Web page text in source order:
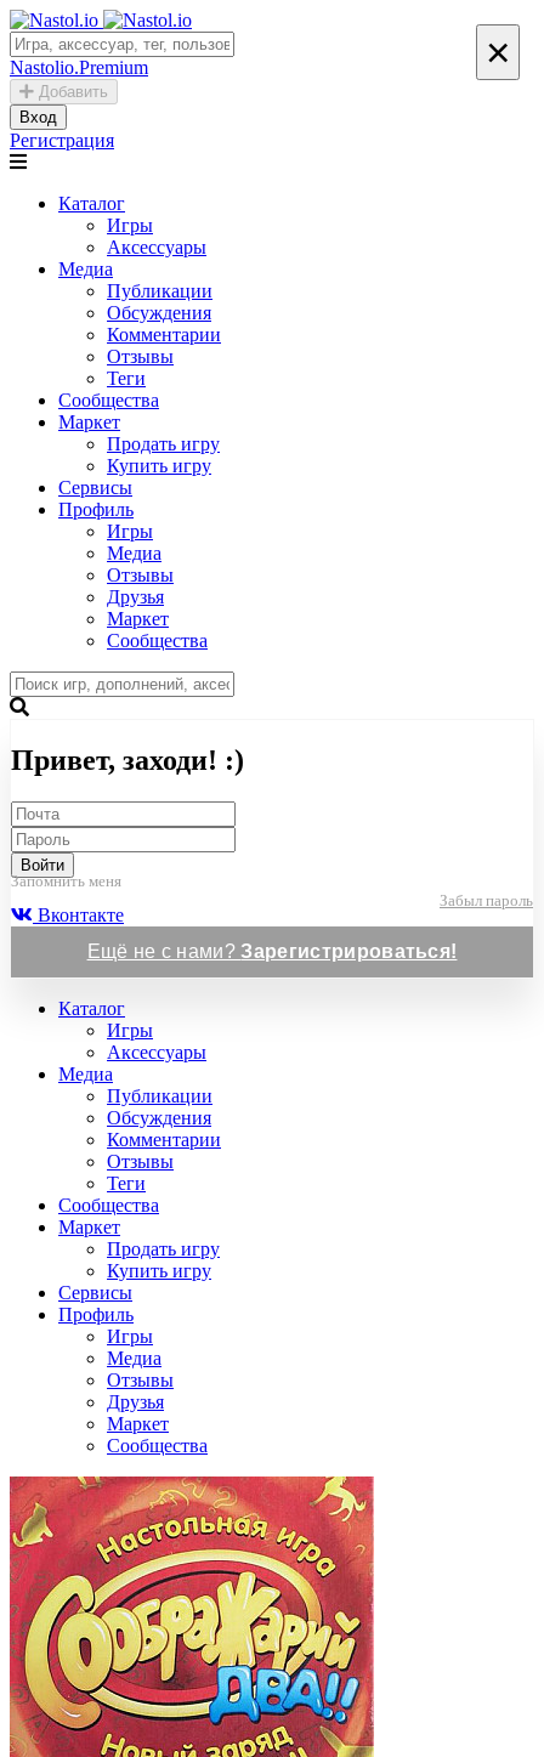
Nastolio.Premium
Добавить
Вход
Регистрация
Каталог
Игры
Аксессуары
Медиа
Публикации
Обсуждения
Комментарии
Отзывы
Теги
Сообщества
Маркет
Продать игру
Купить игру
Сервисы
Профиль
Игры
Медиа
Отзывы
Друзья
Маркет
Сообщества
×
Привет, заходи! :)
Войти
Запомнить меня
Забыл пароль
Вконтакте
Ещё не с нами?Зарегистрироваться!
Каталог
Игры
Аксессуары
Медиа
Публикации
Обсуждения
Комментарии
Отзывы
Теги
Сообщества
Маркет
Продать игру
Купить игру
Сервисы
Профиль
Игры
Медиа
Отзывы
Друзья
Маркет
Сообщества